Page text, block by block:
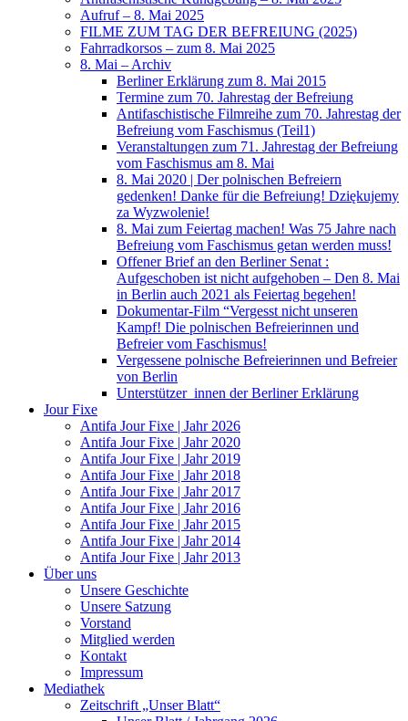
Aufruf – 8. Mai 2025
FILME ZUM TAG DER BEFREIUNG (2025)
Fahrradkorsos – zum 8. Mai 2025
8. Mai – Archiv
Berliner Erklärung zum 8. Mai 2015
Termine zum 70. Jahrestag der Befreiung
Antifaschistische Filmreihe zum 70. Jahrestag der
Befreiung vom Faschismus (Teil1)
Veranstaltungen zum 71. Jahrestag der Befreiung
vom Faschismus am 8. Mai
8. Mai 2020 | Der polnischen Befreiern
gedenken! Danke für die Befreiung! Dziękujemy
za Wyzwolenie!
8. Mai zum Feiertag machen! Was 75 Jahre nach
Befreiung vom Faschismus getan werden muss!
Offener Brief an den Berliner Senat :
Aufgeschoben ist nicht aufgehoben – Den 8. Mai
in Berlin auch 2021 als Feiertag begehen!
Dokumentar-Film “Vergesst nicht unseren
Kampf! Die polnischen Befreierinnen und
Befreier vom Faschismus!
Vergessene polnische Befreierinnen und Befreier
von Berlin
Unterstützer_innen der Berliner Erklärung
Jour Fixe
Antifa Jour Fixe | Jahr 2026
Antifa Jour Fixe | Jahr 2020
Antifa Jour Fixe | Jahr 2019
Antifa Jour Fixe | Jahr 2018
Antifa Jour Fixe | Jahr 2017
Antifa Jour Fixe | Jahr 2016
Antifa Jour Fixe | Jahr 2015
Antifa Jour Fixe | Jahr 2014
Antifa Jour Fixe | Jahr 2013
Über uns
Unsere Geschichte
Unsere Satzung
Vorstand
Mitglied werden
Kontakt
Impressum
Mediathek
Zeitschrift „Unser Blatt“